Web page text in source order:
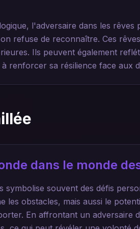
l'adversaire dans les
refuse de reconnaître. Ces
Ils peuvent également
renforcer sa résilience face aux
dans le monde
symbolise souvent des défis
les obstacles, mais aussi le
En affrontant un adversaire